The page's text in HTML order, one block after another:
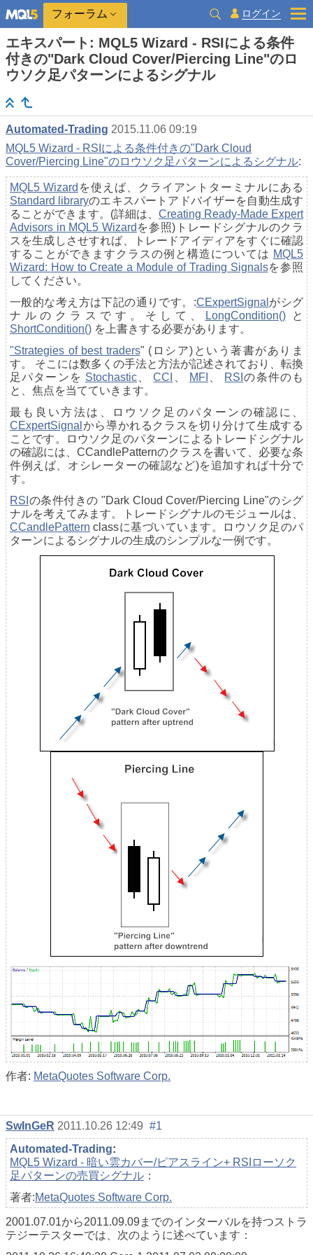
フォーラム ログイン
エキスパート: MQL5 Wizard - RSIによる条件
付きの"Dark Cloud Cover/Piercing Line"のロ
ウソク足パターンによるシグナル
Automated-Trading 2015.11.06 09:19
MQL5 Wizard - RSIによる条件付きの"Dark Cloud
Cover/Piercing Line"のロウソク足パターンによるシグナル:
MQL5 Wizard を使えば、クライアントターミナルにある
Standard libraryのエキスパートアドバイザーを自動生成す
ることができます。(詳細は、 Creating Ready-Made Expert
Advisors in MQL5 Wizard を参照)トレードシグナルのクラ
スを生成しさせすれば、トレードアイディアをすぐに確認
することができますクラスの例と構造については MQL5
Wizard: How to Create a Module of Trading Signalsを参照
してください。
一般的な考え方は下記の通りです。:CExpertSignal がシグ
ナルのクラスです。そして、
LongCondition()と
ShortCondition() を上書きする必要があります。
"Strategies of best traders" (ロシア)という著書がありま
す。 そこには数多くの手法と方法が記述されており、転換
足パターンを Stochastic 、CCI MFI RSI の条件のも
と、焦点を当てていきます。
最も良い方法は、ロウソク足のパターンの確認に、
CExpertSignal から導かれるクラスを切り分けて生成する
ことです。ロウソク足のパターンによるトレードシグナル
の確認には、CCandlePatternのクラスを書いて、必要な条
件例えば、オシレーターの確認など)を追加すれば十分で
す。
RSI の条件付きの "Dark Cloud Cover/Piercing Line"のシグ
ナルを考えてみます。トレードシグナルのモジュールは、
CCandlePattern classに基づいています。ロウソク足のパ
ターンによるシグナルの生成のシンプルな一例です。
作者: MetaQuotes Software Corp.
SwInGeR 2011.10.26 12:49 #1
Automated-Trading:
MQL5 Wizard - 暗い雲カバー/ピアスライン+ RSIローソク
足パターンの売買シグナル ：
著者:MetaQuotes Software Corp.
2001.07.01から2011.09.09までのインターバルを持つストラ
テジーテスターでは、次のように述べています：